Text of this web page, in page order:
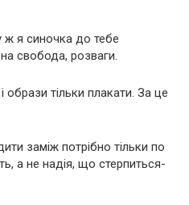
ж я синочка до тебе
свобода, розваги.
образи тільки плакати. За це
заміж потрібно тільки по
а не надія, що стерпиться-